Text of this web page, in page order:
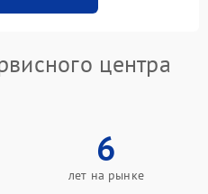
центра
6
лет на рынке